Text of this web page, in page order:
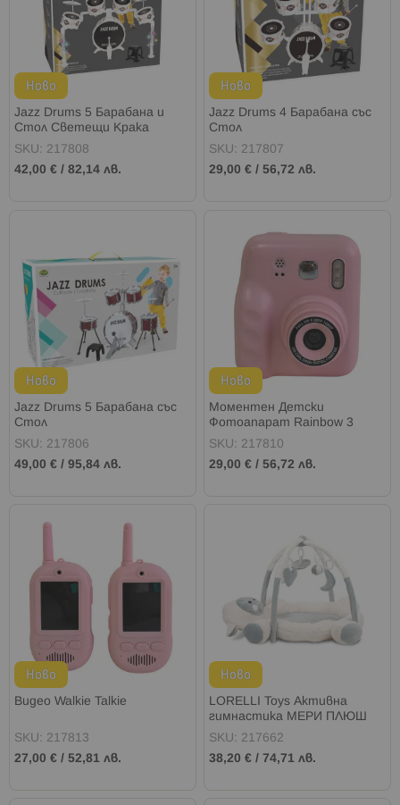
Ново
Jazz Drums 5 Барабана и
Стол Светещи Крака
SKU: 217808
42,00 € / 82,14 лв.
Ново
Jazz Drums 4 Барабана със
Стол
SKU: 217807
29,00 € / 56,72 лв.
Ново
Jazz Drums 5 Барабана със
Стол
SKU: 217806
49,00 € / 95,84 лв.
Ново
Моментен Детски
Фотоапарат Rainbow 3
цвята
SKU: 217810
29,00 € / 56,72 лв.
Ново
Видео Walkie Talkie
SKU: 217813
27,00 € / 52,81 лв.
Ново
LORELLI Toys Активна
гимнастика МЕРИ ПЛЮШ
СИВО/БЯЛА
SKU: 217662
38,20 € /74,71 лв.